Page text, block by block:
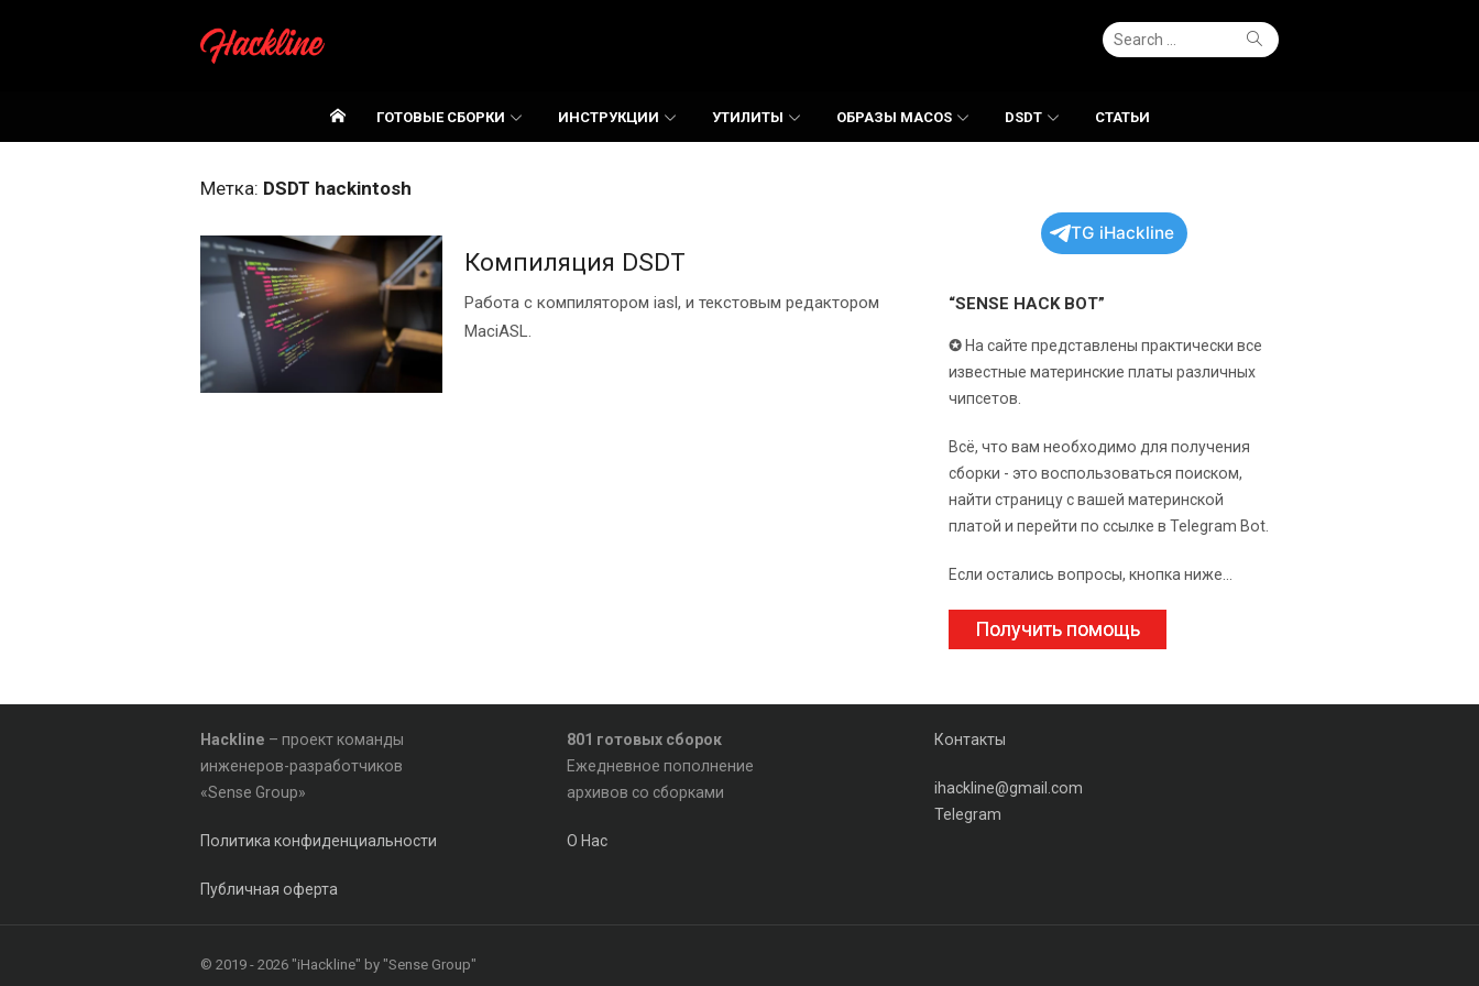
Search
for:
Search
ГОТОВЫЕ СБОРКИ ИНСТРУКЦИИ УТИЛИТЫ ОБРАЗЫ MACOS DSDT СТАТЬИ
Метка: DSDT hackintosh
Компиляция DSDT
Работа с компилятором iasl, и текстовым редактором
MaciASL.
TG iHackline
“SENSE HACK BOT”
✪ На сайте представлены практически все
известные материнские платы различных
чипсетов.
Всё, что вам необходимо для получения
сборки - это воспользоваться поиском,
найти страницу с вашей материнской
платой и перейти по ссылке в Telegram Bot.
Если остались вопросы, кнопка ниже...
Получить помощь
Hackline – проект команды
инженеров-разработчиков
«Sense Group»
Политика конфиденциальности
Публичная оферта
801 готовых сборок
Ежедневное пополнение
архивов со сборками
О Нас
Контакты
ihackline@gmail.com
Telegram
© 2019 - 2026 "iHackline" by "Sense Group"